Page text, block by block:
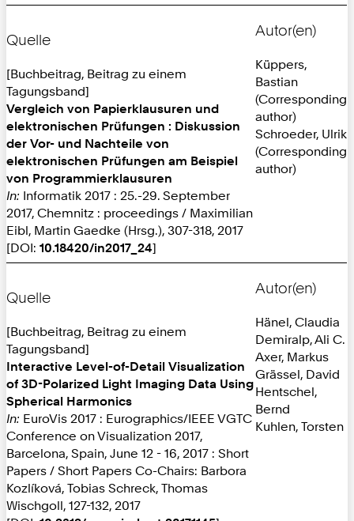
Quelle
[Buchbeitrag, Beitrag zu einem
Tagungsband]
Vergleich von Papierklausuren und
elektronischen Prüfungen : Diskussion
der Vor- und Nachteile von
elektronischen Prüfungen am Beispiel
von Programmierklausuren
In: Informatik 2017 : 25.-29. September
2017, Chemnitz : proceedings / Maximilian
Eibl, Martin Gaedke (Hrsg.), 307-318, 2017
[DOI: 10.18420/in2017_24]
Autor(en)
Küppers,
Bastian
(Corresponding
author)
Schroeder, Ulrik
(Corresponding
author)
Quelle
[Buchbeitrag, Beitrag zu einem
Tagungsband]
Interactive Level-of-Detail Visualization
of 3D-Polarized Light Imaging Data Using
Spherical Harmonics
In: EuroVis 2017 : Eurographics/IEEE VGTC
Conference on Visualization 2017,
Barcelona, Spain, June 12 - 16, 2017 : Short
Papers / Short Papers Co-Chairs: Barbora
Kozlíková, Tobias Schreck, Thomas
Wischgoll, 127-132, 2017
Autor(en)
Hänel, Claudia
Demiralp, Ali C.
Axer, Markus
Grässel, David
Hentschel,
Bernd
Kuhlen, Torsten